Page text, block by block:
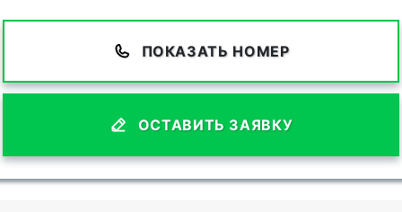
ПОКАЗАТЬ НОМЕР
ОСТАВИТЬ ЗАЯВКУ